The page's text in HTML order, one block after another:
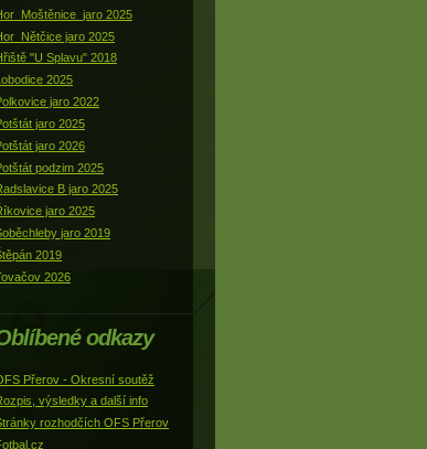
2025
jaro 2025
"U Splavu" 2018
Lobodice 2025
jaro 2022
jaro 2025
jaro 2026
podzim 2025
B jaro 2025
jaro 2025
jaro 2019
2019
2026
odkazy
Přerov - Okresní soutěž
výsledky a další info
rozhodčích OFS Přerov